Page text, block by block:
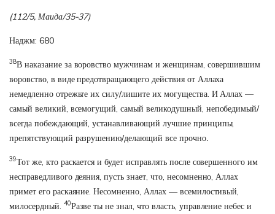
(112/5, Маида/35-37)
Наджм: 680
38В наказание за воровство мужчинам и женщинам, совершившим
воровство, в виде предотвращающего действия от Аллаха
немедленно отрежьте их силу/лишите их могущества. И Аллах —
самый великий, всемогущий, самый великодушный, непобедимый/
всегда побеждающий, устанавливающий лучшие принципы,
препятствующий разрушению/делающий все прочно.
39Тот же, кто раскается и будет исправлять после совершенного им
несправедливого деяния, пусть знает, что, несомненно, Аллах
примет его раскаяние. Несомненно, Аллах — всемилостивый,
милосердный. 40Разве ты не знал, что власть, управление небес и